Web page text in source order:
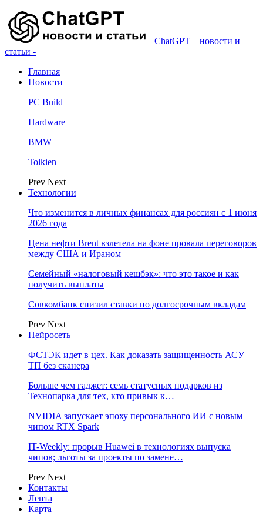
ChatGPT – новости и
статьи -
Главная
Новости
PC Build
Hardware
BMW
Tolkien
Prev Next
Технологии
Что изменится в личных финансах для россиян с 1 июня
2026 года
Цена нефти Brent взлетела на фоне провала переговоров
между США и Ираном
Семейный «налоговый кешбэк»: что это такое и как
получить выплаты
Совкомбанк снизил ставки по долгосрочным вкладам
Prev Next
Нейросеть
ФСТЭК идет в цех. Как доказать защищенность АСУ
ТП без сканера
Больше чем гаджет: семь статусных подарков из
Технопарка для тех, кто привык к…
NVIDIA запускает эпоху персонального ИИ с новым
чипом RTX Spark
IT-Weekly: прорыв Huawei в технологиях выпуска
чипов; льготы за проекты по замене…
Prev Next
Контакты
Лента
Карта